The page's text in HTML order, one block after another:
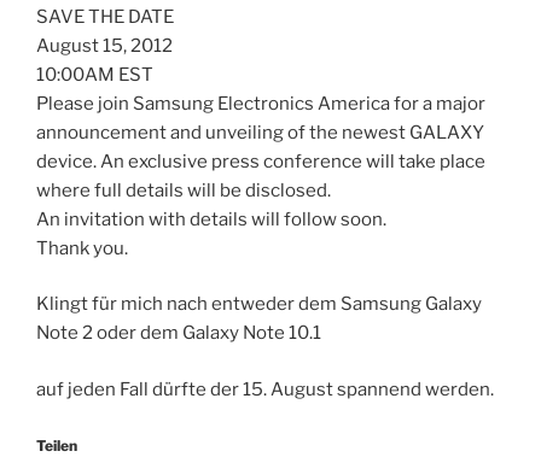
SAVE THE DATE
August 15, 2012
10:00AM EST
Please join Samsung Electronics America for a major
announcement and unveiling of the newest GALAXY
device. An exclusive press conference will take place
where full details will be disclosed.
An invitation with details will follow soon.
Thank you.
Klingt für mich nach entweder dem Samsung Galaxy
Note 2 oder dem Galaxy Note 10.1
auf jeden Fall dürfte der 15. August spannend werden.
Teilen